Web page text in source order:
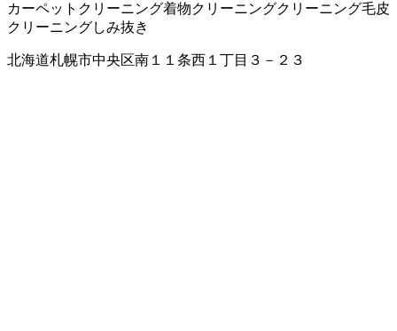
カーペットクリーニング着物クリーニングクリーニング毛皮
クリーニングしみ抜き
北海道札幌市中央区南１１条西１丁目３－２３